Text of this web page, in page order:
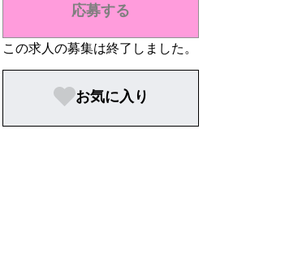
応募する
この求人の募集は終了しました。
お気に入り